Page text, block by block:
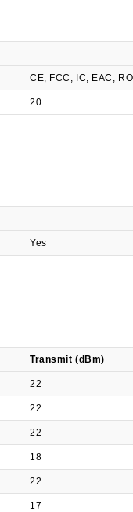
CE, FCC, IC, EAC,
20
Yes
Transmit (dBm)
22
22
22
18
22
17